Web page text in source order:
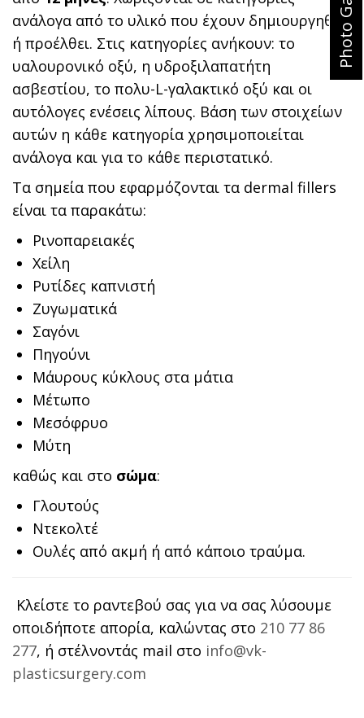
ανάλογα από το υλικό που έχουν δημιουργηθεί
ή προέλθει. Στις κατηγορίες ανήκουν: το
υαλουρονικό οξύ, η υδροξιλαπατήτη
ασβεστίου, το πολυ-L-γαλακτικό οξύ και οι
αυτόλογες ενέσεις λίπους. Βάση των στοιχείων
αυτών η κάθε κατηγορία χρησιμοποιείται
ανάλογα και για το κάθε περιστατικό.
Τα σημεία που εφαρμόζονται τα dermal fillers
είναι τα παρακάτω:
Ρινοπαρειακές
Χείλη
Ρυτίδες καπνιστή
Ζυγωματικά
Σαγόνι
Πηγούνι
Μάυρους κύκλους στα μάτια
Μέτωπο
Μεσόφρυο
Μύτη
καθώς και στο σώμα:
Γλουτούς
Ντεκολτέ
Ουλές από ακμή ή από κάποιο τραύμα.
Κλείστε το ραντεβού σας για να σας λύσουμε
οποιδήποτε απορία, καλώντας στο 210 77 86
277, ή στέλνοντάς mail στο info@vk-
plasticsurgery.com